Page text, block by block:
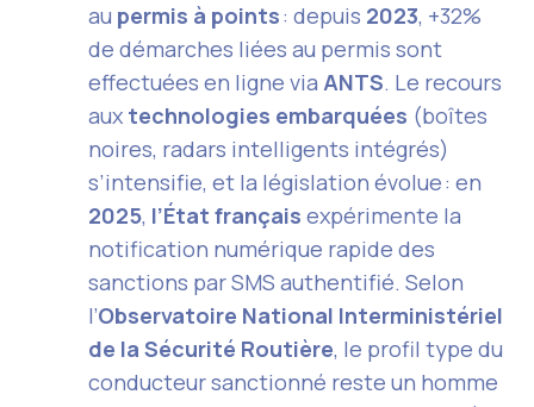
au permis à points: depuis 2023, +32%
de démarches liées au permis sont
effectuées en ligne via ANTS. Le recours
aux technologies embarquées (boîtes
noires, radars intelligents intégrés)
s’intensifie, et la législation évolue : en
2025, l’État français expérimente la
notification numérique rapide des
sanctions par SMS authentifié. Selon
l’Observatoire National Interministériel
de la Sécurité Routière, le profil type du
conducteur sanctionné reste un homme